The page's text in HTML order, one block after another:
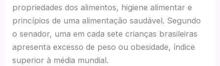
propriedades dos alimentos, higiene alimentar e
princípios de uma alimentação saudável. Segundo
o senador, uma em cada sete crianças brasileiras
apresenta excesso de peso ou obesidade, índice
superior à média mundial.